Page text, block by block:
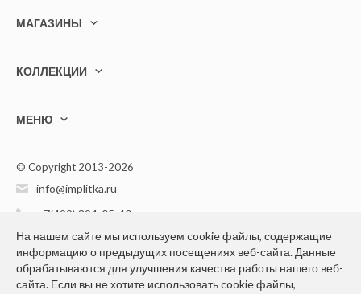
МАГАЗИНЫ
КОЛЛЕКЦИИ
МЕНЮ
© Copyright 2013-2026
info@implitka.ru
+7(499) 394-05-40
На нашем сайте мы используем cookie файлы, содержащие
информацию о предыдущих посещениях веб-сайта. Данные
обрабатываются для улучшения качества работы нашего веб-
сайта. Если вы не хотите использовать cookie файлы,